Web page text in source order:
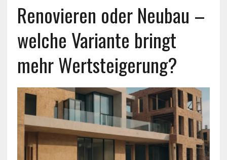
Renovieren oder Neubau –
welche Variante bringt
mehr Wertsteigerung?